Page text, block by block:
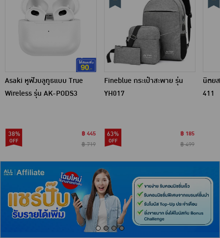
Asaki หูฟังบลูทูธแบบ True
Wireless รุ่น AK-PODS3
38%
฿ 445
฿ 719
Fineblue กระเป๋าสะพาย รุ่น
YH017
63%
฿ 185
฿ 499
นิตย
411